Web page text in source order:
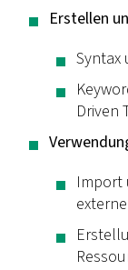
Erstellen
Syntax
Driven
Import